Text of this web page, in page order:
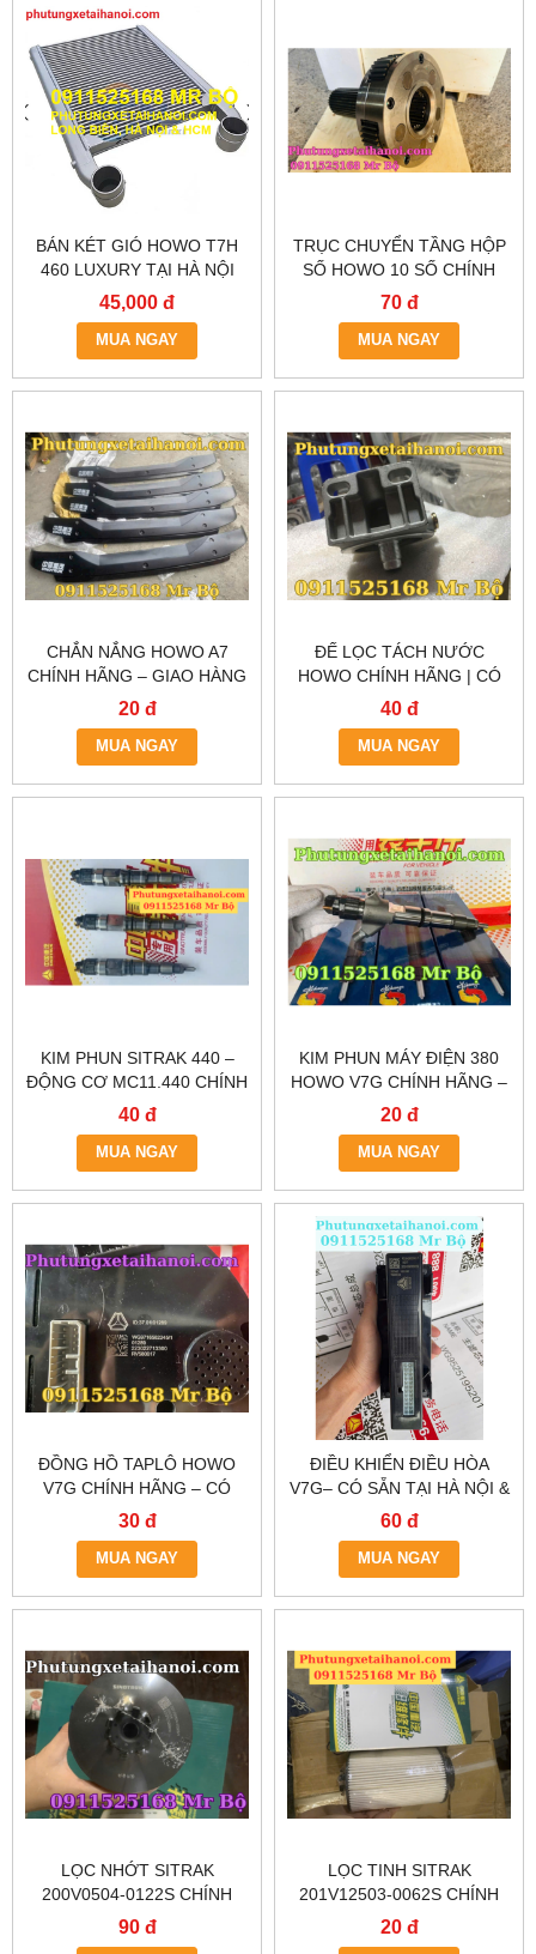
BÁN KÉT GIÓ HOWO T7H
460 LUXURY TẠI HÀ NỘI
45,000 đ
MUA NGAY
TRỤC CHUYỂN TẦNG HỘP
SỐ HOWO 10 SỐ CHÍNH
HÃNG – GIAO NHANH HÀ
70 đ
MUA NGAY
CHẮN NẮNG HOWO A7
CHÍNH HÃNG – GIAO HÀNG
TẬN NƠI TẠI HÀ NỘI &
20 đ
MUA NGAY
ĐẾ LỌC TÁCH NƯỚC
HOWO CHÍNH HÃNG | CÓ
SẴN TẠI HÀ NỘI & TP.HCM
40 đ
MUA NGAY
KIM PHUN SITRAK 440 –
ĐỘNG CƠ MC11.440 CHÍNH
HÃNG – GIAO HÀNG
TP.HCM
40 đ
MUA NGAY
KIM PHUN MÁY ĐIỆN 380
HOWO V7G CHÍNH HÃNG –
BÁN TẠI HÀ NỘI & TP.HCM
20 đ
MUA NGAY
ĐỒNG HỒ TAPLÔ HOWO
V7G CHÍNH HÃNG – CÓ
SẴN TẠI HÀ NỘI & TP.HCM
30 đ
MUA NGAY
ĐIỀU KHIỂN ĐIỀU HÒA
V7G– CÓ SẴN TẠI HÀ NỘI &
TP.HCM
60 đ
MUA NGAY
LỌC NHỚT SITRAK
200V0504-0122S CHÍNH
HÃNG – CÓ SẴN TẠI HÀ NỘI
90 đ
LỌC TINH SITRAK
201V12503-0062S CHÍNH
HÃNG – GIAO NHANH HN &
20 đ